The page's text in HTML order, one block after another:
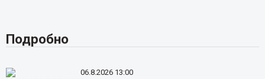
Подробно
06.8.2026 13:00